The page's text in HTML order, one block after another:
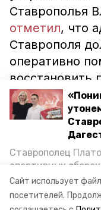
Сайт использует
посетителей.
Ставрополец
спортивных
Каспийском море
возвращении
пригласили в
Ставрополья
отметил, что
Ставрополя
оперативно
восстановить
возгорания
горит сухостой
ставропольский
прокуратура